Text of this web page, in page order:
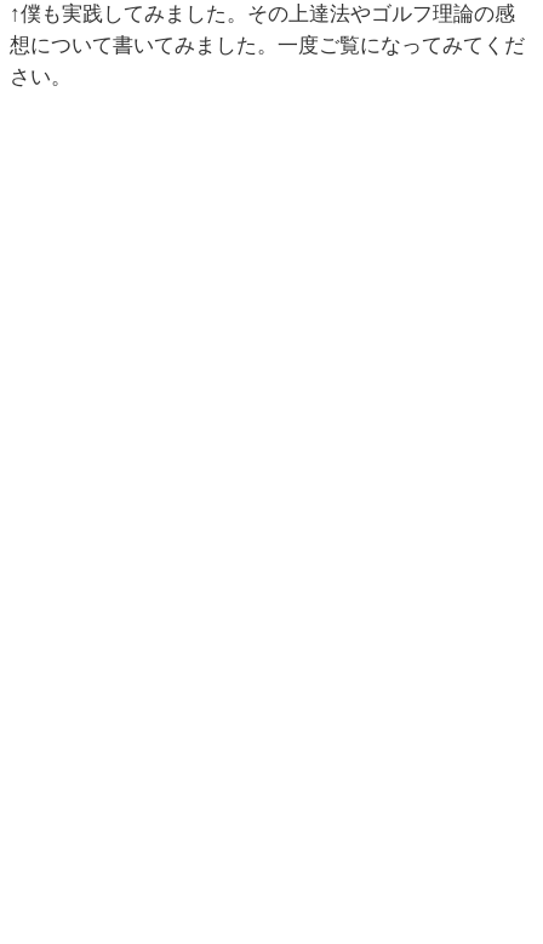
↑僕も実践してみました。その上達法やゴルフ理論の感
想について書いてみました。一度ご覧になってみてくだ
さい。